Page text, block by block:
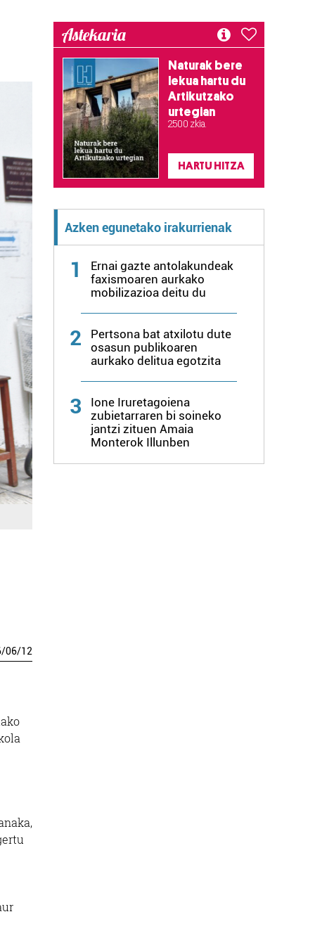
/06/12
Astekaria
Naturak bere
lekua hartu du
Artikutzako
urtegian
2.500 zkia.
HARTU HITZA
Azken egunetako irakurrienak
1
Ernai gazte antolakundeak
faxismoaren aurkako
mobilizazioa deitu du
2
Pertsona bat atxilotu dute
osasun publikoaren
aurkako delitua egotzita
3
Ione Iruretagoiena
zubietarraren bi soineko
jantzi zituen Amaia
Monterok Illunben